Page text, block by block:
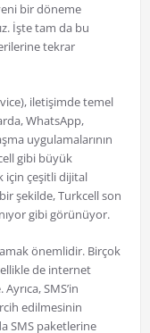
bir döneme
İşte tam da bu
tekrar
iletişimde temel
WhatsApp,
uygulamalarının
gibi büyük
için çeşitli dijital
şekilde, Turkcell son
gibi görünüyor.
önemlidir. Birçok
de internet
SMS’in
edilmesinin
SMS paketlerine